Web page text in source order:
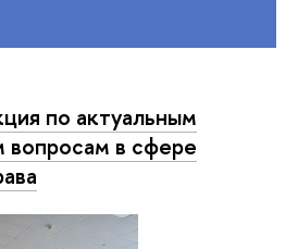
по актуальным
вопросам в сфере